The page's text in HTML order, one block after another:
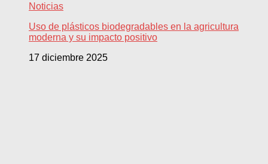
Noticias
Uso de plásticos biodegradables en la agricultura
moderna y su impacto positivo
17 diciembre 2025